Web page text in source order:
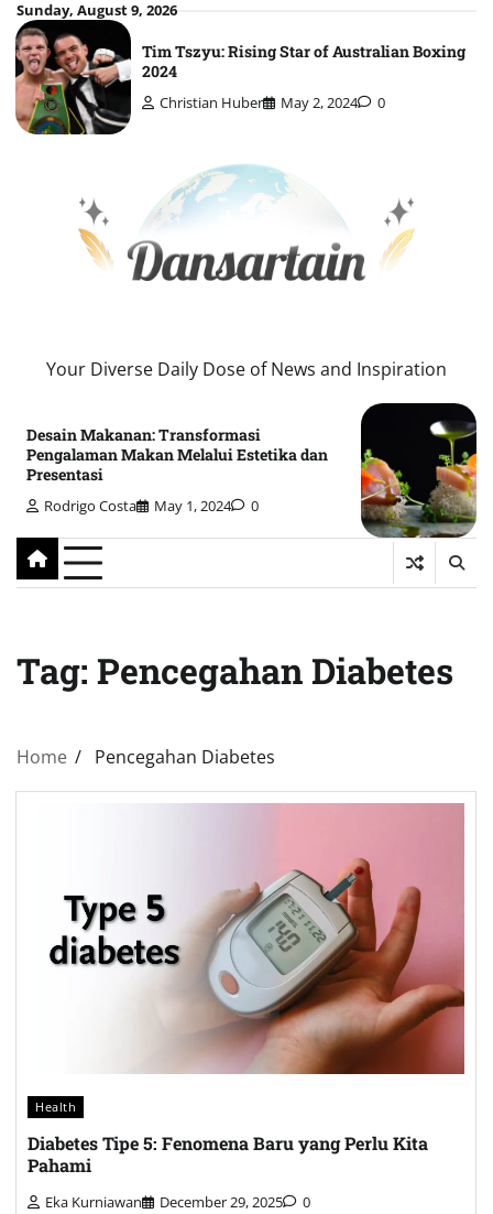
Skip
to
content
Sunday, August 9, 2026
Tim Tszyu: Rising Star of Australian Boxing
2024
Christian Huber May 2, 2024 0
Your Diverse Daily Dose of News and Inspiration
Desain Makanan: Transformasi
Pengalaman Makan Melalui Estetika dan
Presentasi
Rodrigo Costa May 1, 2024 0
Tag: Pencegahan Diabetes
Home Pencegahan Diabetes
Health
Diabetes Tipe 5: Fenomena Baru yang Perlu Kita
Pahami
Eka Kurniawan December 29, 2025 0